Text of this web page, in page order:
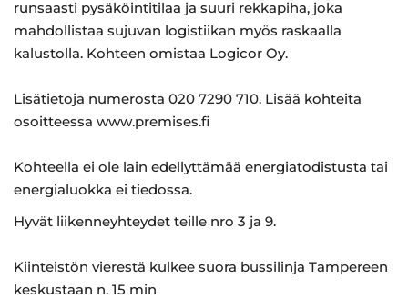
runsaasti pysäköintitilaa ja suuri rekkapiha, joka
mahdollistaa sujuvan logistiikan myös raskaalla
kalustolla. Kohteen omistaa Logicor Oy.
Lisätietoja numerosta 020 7290 710. Lisää kohteita
osoitteessa www.premises.fi
Kohteella ei ole lain edellyttämää energiatodistusta tai
energialuokka ei tiedossa.
Hyvät liikenneyhteydet teille nro 3 ja 9.
Kiinteistön vierestä kulkee suora bussilinja Tampereen
keskustaan n. 15 min